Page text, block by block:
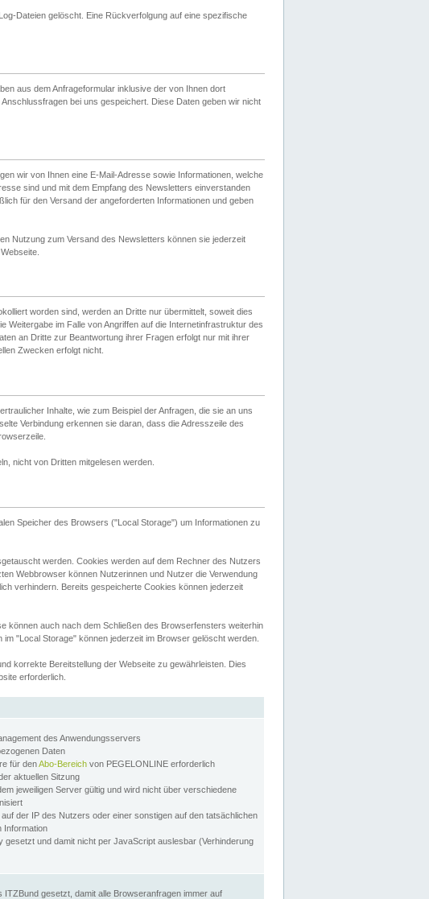
Dateien gelöscht. Eine Rückverfolgung auf eine spezifische
aus dem Anfrageformular inklusive der von Ihnen dort
bei uns gespeichert. Diese Daten geben wir nicht
wir von Ihnen eine E-Mail-Adresse sowie Informationen, welche
sind und mit dem Empfang des Newsletters einverstanden
für den Versand der angeforderten Informationen und geben
Nutzung zum Versand des Newsletters können sie jederzeit
worden sind, werden an Dritte nur übermittelt, soweit dies
im Falle von Angriffen auf die Internetinfrastruktur des
an Dritte zur Beantwortung ihrer Fragen erfolgt nur mit ihrer
Zwecken erfolgt nicht.
Inhalte, wie zum Beispiel der Anfragen, die sie an uns
Verbindung erkennen sie daran, dass die Adresszeile des
nicht von Dritten mitgelesen werden.
Speicher des Browsers ("Local Storage") um Informationen zu
werden. Cookies werden auf dem Rechner des Nutzers
Webbrowser können Nutzerinnen und Nutzer die Verwendung
verhindern. Bereits gespeicherte Cookies können jederzeit
können auch nach dem Schließen des Browserfensters weiterhin
"Local Storage" können jederzeit im Browser gelöscht werden.
korrekte Bereitstellung der Webseite zu gewährleisten. Dies
erforderlich.
des Anwendungsservers
Daten
für denAbo-Bereich von PEGELONLINE erforderlich
aktuellen Sitzung
jeweiligen Server gültig und wird nicht über verschiedene
der IP des Nutzers oder einer sonstigen auf den tatsächlichen
Information
gesetzt und damit nicht per JavaScript auslesbar (Verhinderung
ITZBund gesetzt, damit alle Browseranfragen immer auf